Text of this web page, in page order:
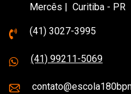
Mercês | Curitiba - PR
(41) 3027-3995
(41) 99211-5069